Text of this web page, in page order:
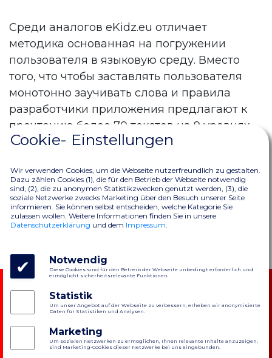
Среди аналогов eKidz.eu отличает
методика основанная на погружении
пользователя в языковую среду. Вместо
того, что чтобы заставлять пользователя
монотонно заучивать слова и правила
разработчики приложения предлагают к
прочтению более 70 текстов на 9 уровнях
сложности.
eKidz.eu — развивает навыки чтения,
восприятия на слух, увеличения
словарного запаса и формирует
правильное произношение немецкого
für alle
Lehrer*innen
Für Eltern
Fachberichte
Blog
Impressum
Facebook
Cookie- Einstellungen
Wir verwenden Cookies, um die Webseite nutzerfreundlich zu gestalten.
Dazu zählen Cookies (1), die für den Betrieb der Webseite notwendig
sind, (2), die zu anonymen Statistikzwecken genutzt werden, (3), die
soziale Netzwerke zwecks Marketing über den Besuch unserer Seite
informieren. Sie können selbst entscheiden, welche Kategorie Sie
zulassen wollen. Weitere Informationen finden Sie in unsere
Datenschutzerklärung und dem Impressum
Notwendig
Diese Cookies sind für den Betreib der Webseite unbedingt erforderlich und
ermöglicht sicherheitsrelevante Funktionen.
Statistik
Um unser Angebot auf der Webseite zu verbessern, erheben wir anonymisierte
Daten für Statistiken und Analysen.
Marketing
Um sozialen Netzwerken zu ermöglichen, Ihnen relevante Inhalte anzuzeigen,
sind Marketing-Cookies dieser Netzwerke bei uns eingebunden.